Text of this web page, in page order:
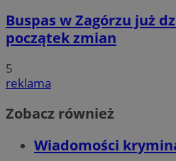
Buspas w Zagórzu już
początek zmian
5
reklama
Zobacz również
Wiadomości